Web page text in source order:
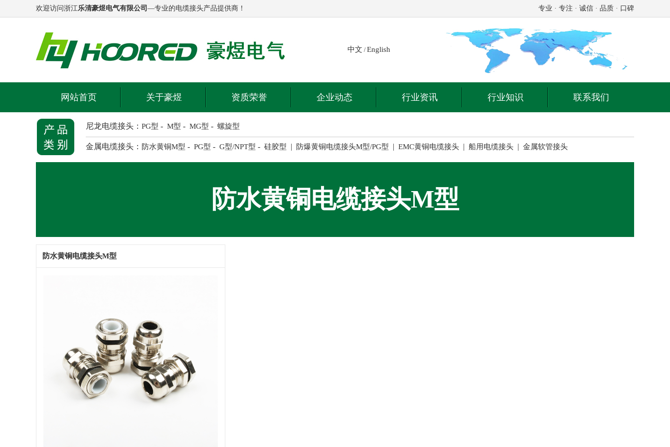
欢迎访问浙江乐清豪煜电气有限公司 —专业的电缆接头产品提供商！ 专业 · 专注 · 诚信 · 品质 · 口碑
中文 /English
网站首页 关于豪煜 资质荣誉 企业动态 行业资讯 行业知识 联系我们
尼龙电缆接头： PG型 - M型 - MG型 - 螺旋型
金属电缆接头： 防水黄铜M型 - PG型 - G型/NPT型 - 硅胶型 | 防爆黄铜电缆接头M型/PG型 | EMC黄铜电缆接头 | 船用电缆接头 | 金属软管接头
防水黄铜电缆接头M型
防水黄铜电缆接头M型